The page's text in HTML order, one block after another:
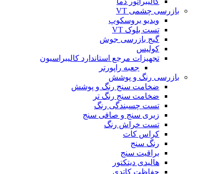
بازرسی چشمی VT
ویدیو بروسکوپ
تست بلوک VT
گیج بازرسی جوش
کولیس
تجهیزات مرجع استاندارد کالیبراسیون
جعبه راپورتر
بازرسی رنگ و پوشش
ضخامت سنج رنگ و پوشش
ضخامت سنج رنگ تر
تست چسبندگی رنگ
زبری سنج و صافی سنج
تست خراش رنگ
کراس کات
رنگ سنج
براقیت سنج
هالیدی دیتکتور
حفاظت کاتدی